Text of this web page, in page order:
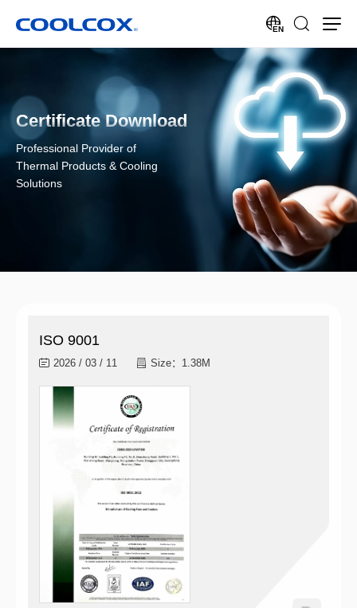
EN
Certificate Download
Professional Provider of
Thermal Products & Cooling
Solutions
ISO 9001
2026 / 03 / 11 Size：1.38M